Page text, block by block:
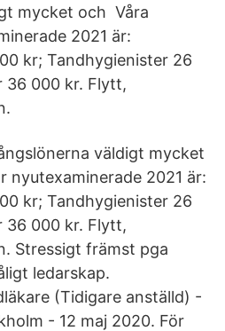
mycket och Våra
2021 är:
kr; Tandhygienister 26
36 000 kr. Flytt,
väldigt mycket
2021 är:
kr; Tandhygienister 26
36 000 kr. Flytt,
Stressigt främst pga
ledarskap.
(Tidigare anställd) -
- 12 maj 2020. För